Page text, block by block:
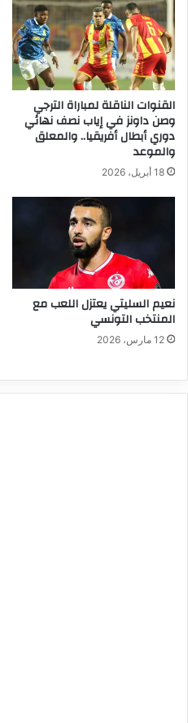
القنوات الناقلة لمباراة الترجي
وصن داونز في إياب نصف نهائي
دوري أبطال أفريقيا.. والمعلق
والموعد
18 أبريل، 2026
نعيم السليتي يعتزل اللعب مع
المنتخب التونسي
12 مارس، 2026